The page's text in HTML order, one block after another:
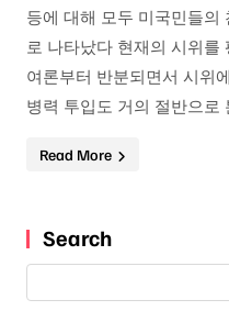
등에 대해 모두 미국민들의
로 나타났다 현재의 시위를
여론부터 반분되면서 시위
병력 투입도 거의 절반으
Read More
Search